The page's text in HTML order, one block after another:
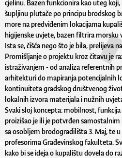
cjelinu. Bazen funkcionira kao uteg koji,
šupljinu plutače po principu brodskog
more na predviđenim lokacijama
higijenske uvjete, bazen filtrira
Ista se, čišća nego što je bila, prelijeva
Promišljanje o projektu kroz čitavu je
istraživanjem - od analiza referentnih
arhitekturi do mapiranja potencijalnih
kontinuiteta gradskog društvenog
lokalnih izvora materijala i nužnih
Svaki sloj koncepta: mobilnost,
proizišao je ili je potvrđen
sa osobljem brodogradilišta 3. Maj, te
profesorima Građevinskog fakulteta.
kako bi se ideja o kupalištu dovela do